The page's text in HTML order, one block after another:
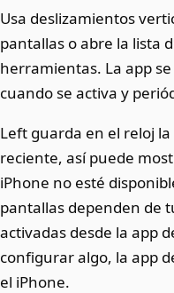
Usa deslizamientos
pantallas o abre la lista
herramientas. La app
cuando se activa y
Left guarda en el reloj
reciente, así puede
iPhone no esté
pantallas dependen de
activadas desde la app
configurar algo, la app
el iPhone.